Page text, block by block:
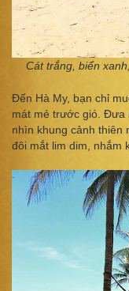
Cát trắng, biển
Đến Hà My, bạn chỉ
mát mẻ trước gió. Đưa
nhìn khung cảnh thiên
đôi mắt lim dim, nhắm